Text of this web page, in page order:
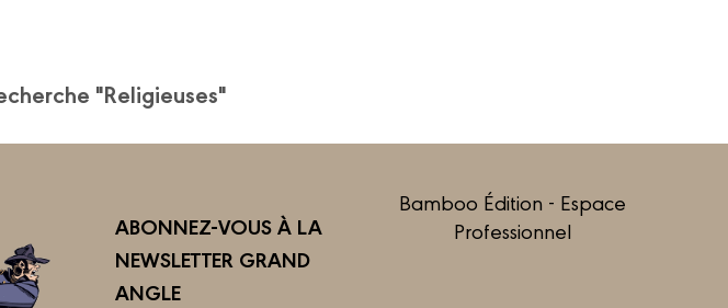
"Religieuses"
ABONNEZ-VOUS À LA
NEWSLETTER GRAND
ANGLE
Bamboo Édition - Espace
Professionnel